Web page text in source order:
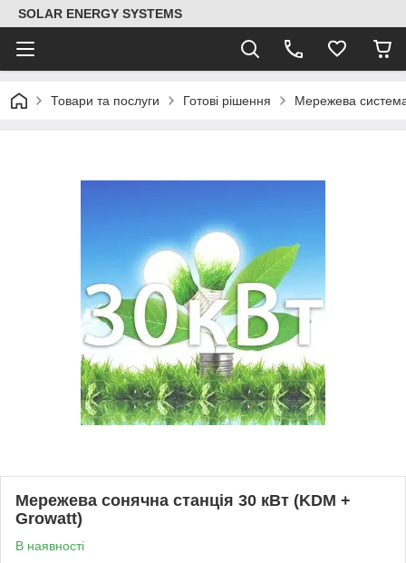
SOLAR ENERGY SYSTEMS
Товари та послуги Готові рішення Мережева
Мережева сонячна станція 30 кВт (KDM +
Growatt)
В наявності